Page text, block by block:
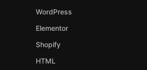
WordPress
Elementor
Shopify
HTML